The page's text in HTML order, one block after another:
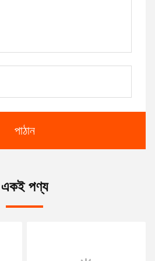
পাঠান
একই পণ্য